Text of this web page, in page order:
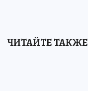
ЧИТАЙТЕ ТАКЖЕ